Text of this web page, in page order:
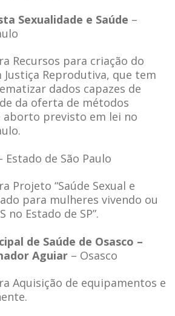
Sexualidade e Saúde –
Recursos para criação do
Reprodutiva, que tem
dados capazes de
da oferta de métodos
aborto previsto em lei no
Estado de São Paulo
Projeto “Saúde Sexual e
para mulheres vivendo ou
no Estado de SP”.
de Saúde de Osasco –
Aguiar – Osasco
Aquisição de equipamentos e